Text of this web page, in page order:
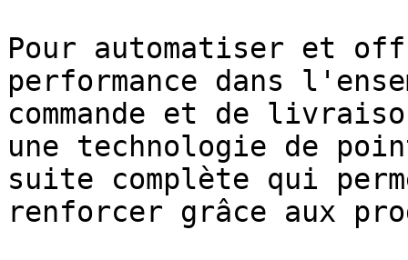
Pour automatiser et
performance dans
commande et de
une technologie de
suite complète qui
renforcer grâce aux